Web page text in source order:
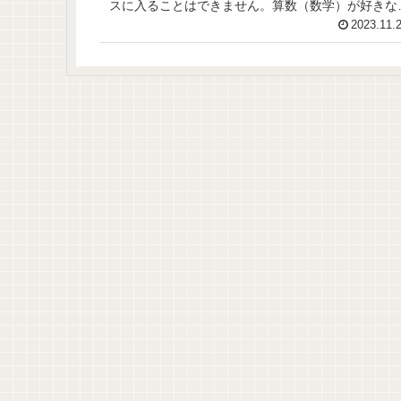
スに入ることはできません。算数（数学）が好きな
高一貫校上位校に合格したお子さんなら、ぜひ、第